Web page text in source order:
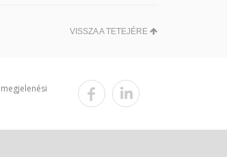
VISSZA A TETEJÉRE